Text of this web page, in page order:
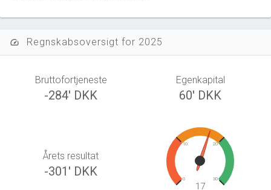
speed Regnskabsoversigt for 2025
Bruttofortjeneste
-284' DKK
Egenkapital
60' DKK
Årets resultat
-301' DKK
0
10 20
30
17